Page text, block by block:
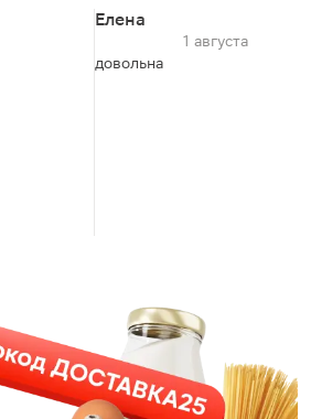
Елена
1 августа
довольна